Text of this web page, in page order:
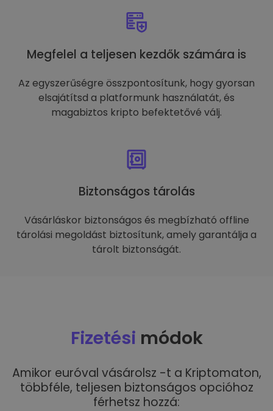
Megfelel a teljesen kezdők számára is
Az egyszerűségre összpontosítunk, hogy gyorsan
elsajátítsd a platformunk használatát, és
magabiztos kripto befektetővé válj.
Biztonságos tárolás
Vásárláskor biztonságos és megbízható offline
tárolási megoldást biztosítunk, amely garantálja a
tárolt biztonságát.
Fizetési módok
Amikor euróval vásárolsz -t a Kriptomaton,
többféle, teljesen biztonságos opcióhoz
férhetsz hozzá: